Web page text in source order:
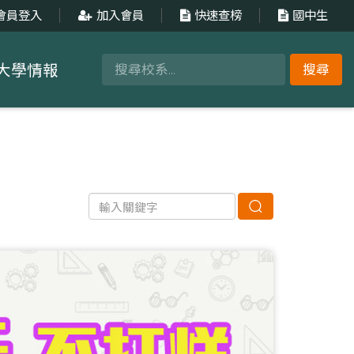
員登入 加入會員 快速查榜 國中生
搜尋
學情報